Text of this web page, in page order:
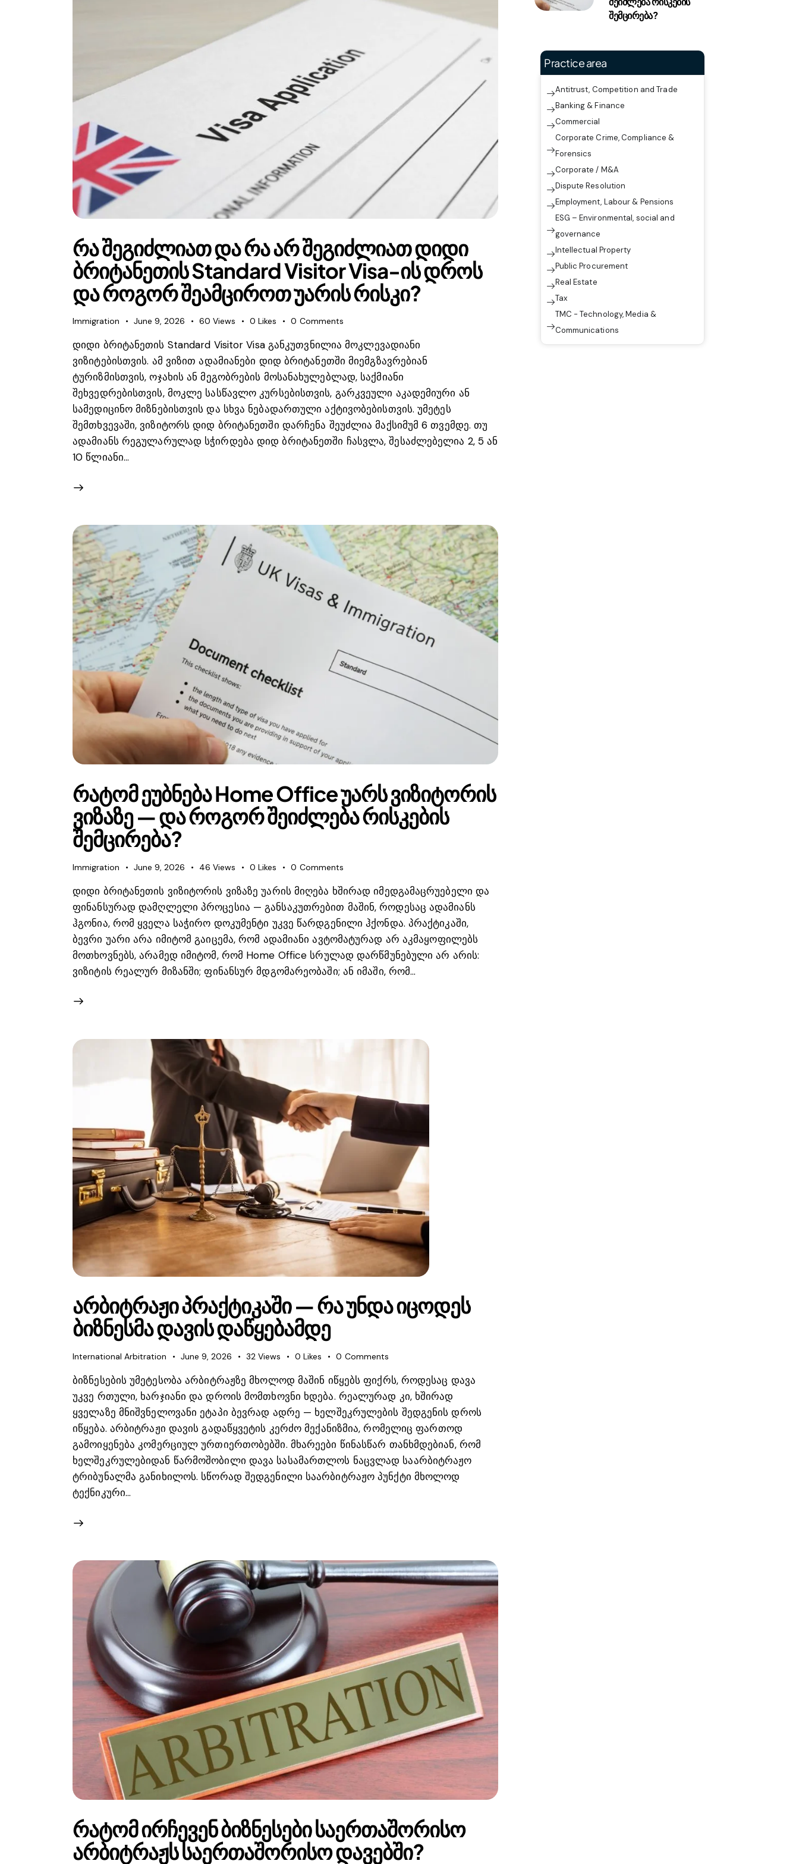
General EU law, free movement of goods, services and capital
Unfair trading practices (UTP)
Private enforcement
Trade law and sanctions
Vertical agreements
რა შეგიძლიათ და რა არ შეგიძლიათ დიდი
ბრიტანეთის Standard Visitor Visa-ის დროს
და როგორ შეამციროთ უარის რისკი?
Immigration June 9, 2026 60 Views 0 Likes 0 Comments
დიდი ბრიტანეთის Standard Visitor Visa განკუთვნილია მოკლევადიანი
ვიზიტებისთვის. ამ ვიზით ადამიანები დიდ ბრიტანეთში მიემგზავრებიან
ტურიზმისთვის, ოჯახის ან მეგობრების მოსანახულებლად, საქმიანი
შეხვედრებისთვის, მოკლე სასწავლო კურსებისთვის, გარკვეული აკადემიური ან
სამედიცინო მიზნებისთვის და სხვა ნებადართული აქტივობებისთვის. უმეტეს
შემთხვევაში, ვიზიტორს დიდ ბრიტანეთში დარჩენა შეუძლია მაქსიმუმ 6 თვემდე. თუ
ადამიანს რეგულარულად სჭირდება დიდ ბრიტანეთში ჩასვლა, შესაძლებელია 2, 5 ან
10 წლიანი…
რატომ ეუბნება Home Office უარს ვიზიტორის
ვიზაზე — და როგორ შეიძლება რისკების
შემცირება?
Immigration June 9, 2026 46 Views 0 Likes 0 Comments
დიდი ბრიტანეთის ვიზიტორის ვიზაზე უარის მიღება ხშირად იმედგამაცრუებელი და
ფინანსურად დამღლელი პროცესია — განსაკუთრებით მაშინ, როდესაც ადამიანს
ჰგონია, რომ ყველა საჭირო დოკუმენტი უკვე წარდგენილი ჰქონდა. პრაქტიკაში,
ბევრი უარი არა იმიტომ გაიცემა, რომ ადამიანი ავტომატურად არ აკმაყოფილებს
მოთხოვნებს, არამედ იმიტომ, რომ Home Office სრულად დარწმუნებული არ არის:
ვიზიტის რეალურ მიზანში; ფინანსურ მდგომარეობაში; ან იმაში, რომ…
არბიტრაჟი პრაქტიკაში — რა უნდა იცოდეს
ბიზნესმა დავის დაწყებამდე
International Arbitration June 9, 2026 32 Views 0 Likes 0 Comments
ბიზნესების უმეტესობა არბიტრაჟზე მხოლოდ მაშინ იწყებს ფიქრს, როდესაც დავა
უკვე რთული, ხარჯიანი და დროის მომთხოვნი ხდება. რეალურად კი, ხშირად
ყველაზე მნიშვნელოვანი ეტაპი ბევრად ადრე — ხელშეკრულების შედგენის დროს
იწყება. არბიტრაჟი დავის გადაწყვეტის კერძო მექანიზმია, რომელიც ფართოდ
გამოიყენება კომერციულ ურთიერთობებში. მხარეები წინასწარ თანხმდებიან, რომ
ხელშეკრულებიდან წარმოშობილი დავა სასამართლოს ნაცვლად საარბიტრაჟო
ტრიბუნალმა განიხილოს. სწორად შედგენილი საარბიტრაჟო პუნქტი მხოლოდ
ტექნიკური…
რატომ ირჩევენ ბიზნესები საერთაშორისო
არბიტრაჟს საერთაშორისო დავებში?
შემცირება?
Practice area
Antitrust, Competition and Trade
Banking & Finance
Commercial
Corporate Crime, Compliance &
Forensics
Corporate / M&A
Dispute Resolution
Employment, Labour & Pensions
ESG – Environmental, social and
governance
Intellectual Property
Public Procurement
Real Estate
Tax
TMC - Technology, Media &
Communications